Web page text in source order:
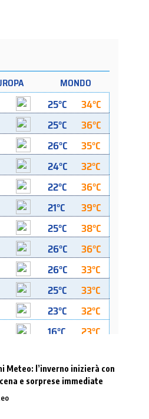
Meteo: l’inverno inizierà con
e sorprese immediate